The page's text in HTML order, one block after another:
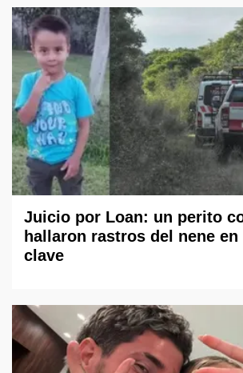
Juicio por Loan: un perito
hallaron rastros del nene
clave